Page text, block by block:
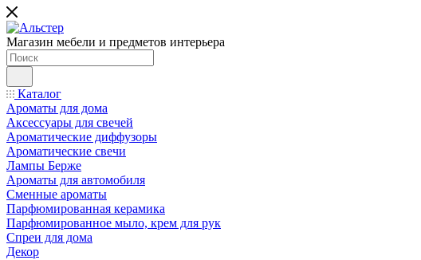
Магазин мебели и предметов интерьера
Каталог
Ароматы для дома
Аксессуары для свечей
Ароматические диффузоры
Ароматические свечи
Лампы Берже
Ароматы для автомобиля
Сменные ароматы
Парфюмированная керамика
Парфюмированное мыло, крем для рук
Спреи для дома
Декор